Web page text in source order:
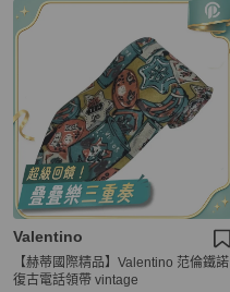
Valentino
【赫蒂國際精品】Valentino 范倫鐵諾
復古電話領帶 vintage